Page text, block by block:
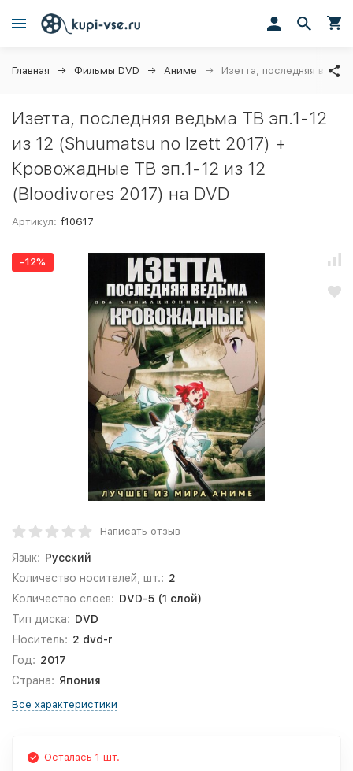
Главная Фильмы DVD Аниме Изетта, последняя
Изетта, последняя ведьма ТВ эп.1-12
из 12 (Shuumatsu no Izett 2017) +
Кровожадные ТВ эп.1-12 из 12
(Bloodivores 2017) на DVD
Артикул: f10617
-12%
Написать отзыв
Язык: Русский
Количество носителей, шт.: 2
Количество слоев: DVD-5 (1 слой)
Тип диска: DVD
Носитель: 2 dvd-r
Год: 2017
Страна: Япония
Все характеристики
Осталась 1 шт.